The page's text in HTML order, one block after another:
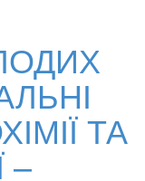
ТА
–